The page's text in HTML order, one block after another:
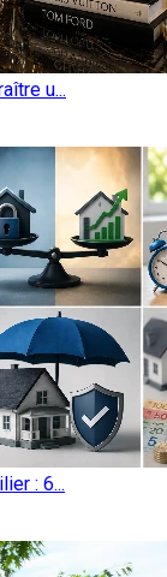
u...
: 6...